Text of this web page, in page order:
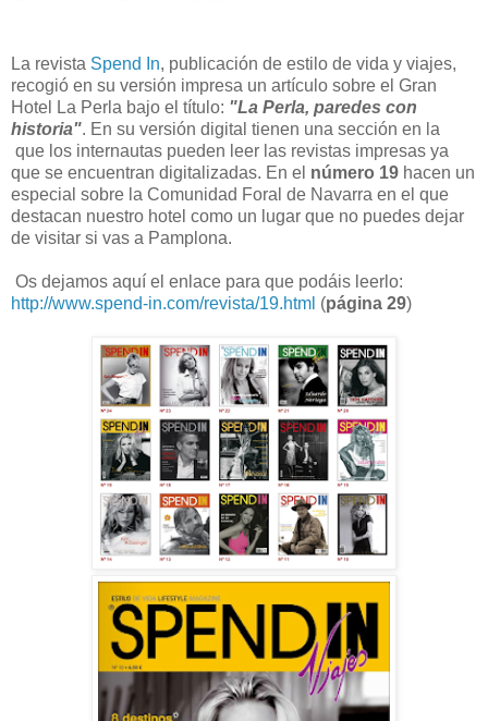
La revista Spend In, publicación de estilo de vida y viajes,
recogió en su versión impresa un artículo sobre el Gran
Hotel La Perla bajo el título: "La Perla, paredes con
historia". En su versión digital tienen una sección en la
que los internautas pueden leer las revistas impresas ya
que se encuentran digitalizadas. En el número 19 hacen un
especial sobre la Comunidad Foral de Navarra en el que
destacan nuestro hotel como un lugar que no puedes dejar
de visitar si vas a Pamplona.
Os dejamos aquí el enlace para que podáis leerlo:
http://www.spend-in.com/revista/19.html (página 29)